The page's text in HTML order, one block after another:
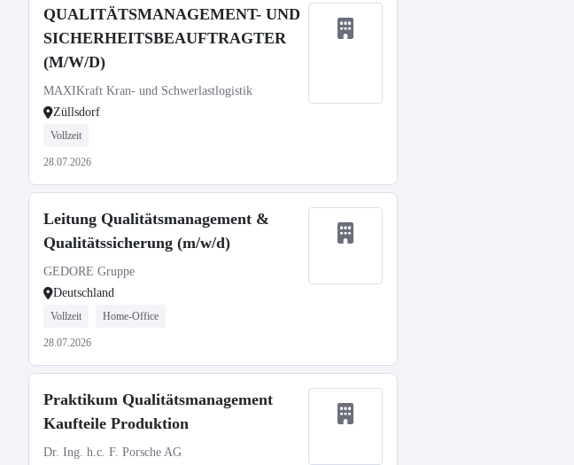
QUALITÄTSMANAGEMENT- UND
SICHERHEITSBEAUFTRAGTER
(M/W/D)
MAXIKraft Kran- und Schwerlastlogistik
Züllsdorf
Vollzeit
28.07.2026
Leitung Qualitätsmanagement &
Qualitätssicherung (m/w/d)
GEDORE Gruppe
Deutschland
Vollzeit Home-Office
28.07.2026
Praktikum Qualitätsmanagement
Kaufteile Produktion
Dr. Ing. h.c. F. Porsche AG